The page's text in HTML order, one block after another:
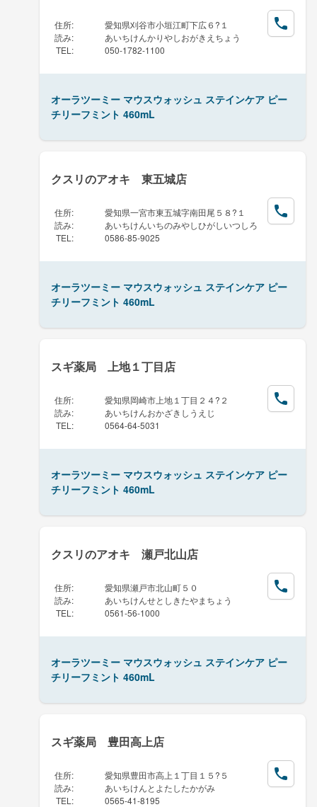
住所:
愛知県刈谷市小垣江町下広６?１
読み:
あいちけんかりやしおがきえちょう
TEL : 050-1782-1100
オーラツーミー マウスウォッシュ ステインケア ピー
チリーフミント 460mL
クスリのアオキ 東五城店
住所:
愛知県一宮市東五城字南田尾５８?１
読み:
あいちけんいちのみやしひがしいつしろ
TEL : 0586-85-9025
オーラツーミー マウスウォッシュ ステインケア ピー
チリーフミント 460mL
スギ薬局 上地１丁目店
住所:
愛知県岡崎市上地１丁目２４?２
読み:
あいちけんおかざきしうえじ
TEL : 0564-64-5031
オーラツーミー マウスウォッシュ ステインケア ピー
チリーフミント 460mL
クスリのアオキ 瀬戸北山店
住所:
愛知県瀬戸市北山町５０
読み:
あいちけんせとしきたやまちょう
TEL : 0561-56-1000
オーラツーミー マウスウォッシュ ステインケア ピー
チリーフミント 460mL
スギ薬局 豊田高上店
住所:
愛知県豊田市高上１丁目１５?５
読み:
あいちけんとよたしたかがみ
TEL : 0565-41-8195